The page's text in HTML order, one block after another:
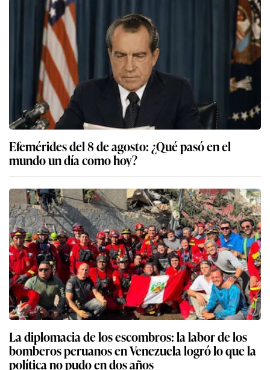
Efemérides del 8 de agosto: ¿Qué pasó en el
mundo un día como hoy?
La diplomacia de los escombros: la labor de los
bomberos peruanos en Venezuela logró lo que la
política no pudo en dos años